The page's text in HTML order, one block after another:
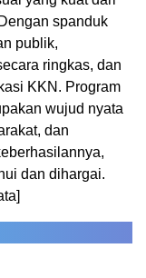
spanduk
publik,
ringkas, dan
KKN. Program
wujud nyata
dan
dan dihargai.